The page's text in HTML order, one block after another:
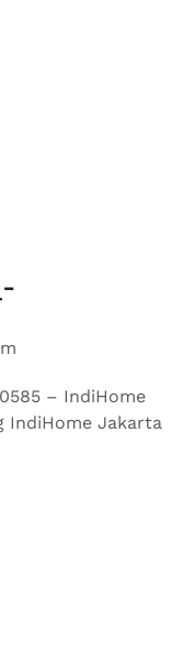
– IndiHome
IndiHome Jakarta